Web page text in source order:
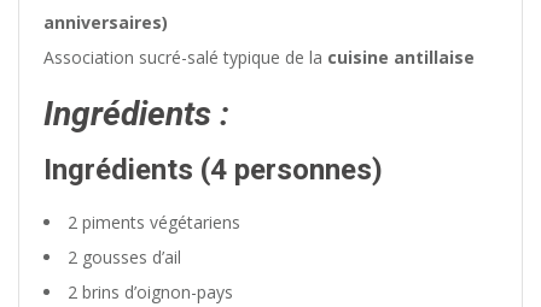
anniversaires)
Association sucré-salé typique de la cuisine antillaise
Ingrédients :
Ingrédients (4 personnes)
2 piments végétariens
2 gousses d’ail
2 brins d’oignon-pays